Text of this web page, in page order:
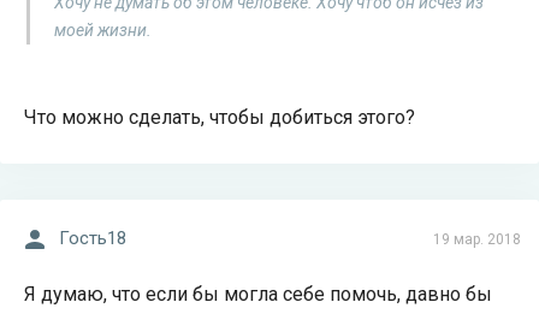
моей жизни.
Что можно сделать, чтобы добиться этого?
19 мар. 2018
Гость18
Я думаю, что если бы могла себе помочь, давно бы